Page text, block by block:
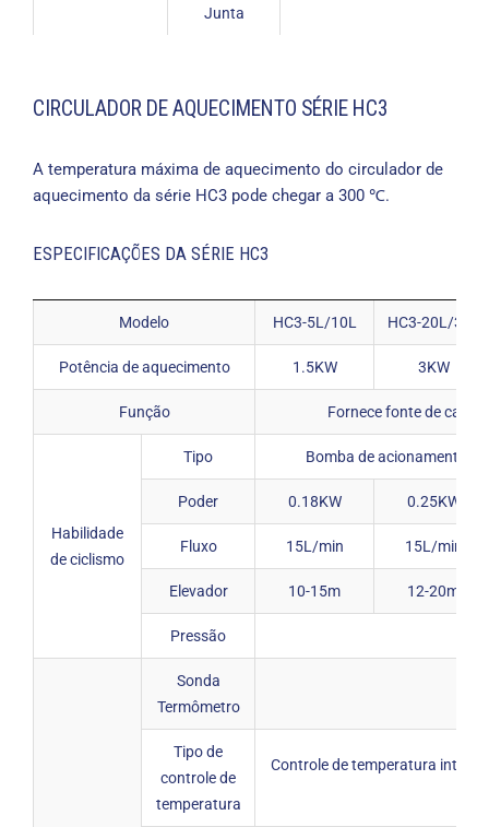
Junta
CIRCULADOR DE AQUECIMENTO SÉRIE HC3
A temperatura máxima de aquecimento do circulador de
aquecimento da série HC3 pode chegar a 300 ℃.
ESPECIFICAÇÕES DA SÉRIE HC3
Modelo HC3-5L/10L HC3-20L/30L
Potência de aquecimento 1.5KW 3KW
Função Fornece fonte de calor
Habilidade
de ciclismo
Tipo Bomba de acionamento
Poder 0.18KW 0.25KW
Fluxo 15L/min 15L/min
Elevador 10-15m 12-20m
Pressão
Sonda
Termômetro
Tipo de
controle de
temperatura
Controle de temperatura